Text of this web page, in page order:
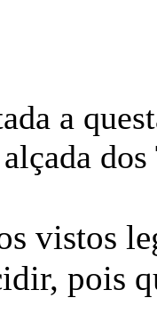
a
vistos
pois